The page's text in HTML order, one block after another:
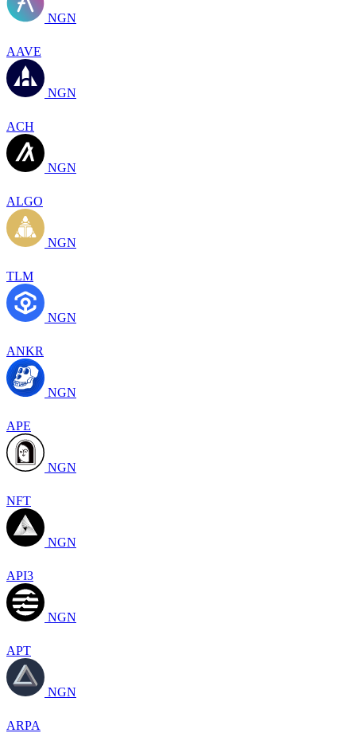
NGN
AAVE
NGN
ACH
NGN
ALGO
NGN
TLM
NGN
ANKR
NGN
APE
NGN
NFT
NGN
API3
NGN
APT
NGN
ARPA